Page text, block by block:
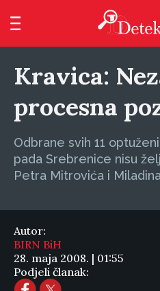
Kravica:
procesna
Odbrane svih 11
pada Srebrenice nisu
Petra Mitrovića i
Autor:
BIRN BiH
28. maja 2008. | 01:55
Podjeli članak: